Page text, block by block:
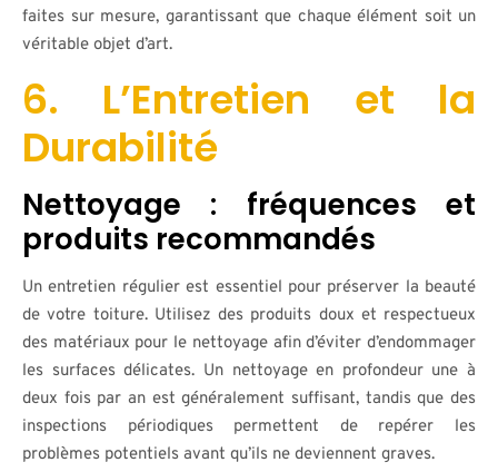
faites sur mesure, garantissant que chaque élément soit un
véritable objet d’art.
6. L’Entretien et la
Durabilité
Nettoyage : fréquences et
produits recommandés
Un entretien régulier est essentiel pour préserver la beauté
de votre toiture. Utilisez des produits doux et respectueux
des matériaux pour le nettoyage afin d’éviter d’endommager
les surfaces délicates. Un nettoyage en profondeur une à
deux fois par an est généralement suffisant, tandis que des
inspections périodiques permettent de repérer les
problèmes potentiels avant qu’ils ne deviennent graves.